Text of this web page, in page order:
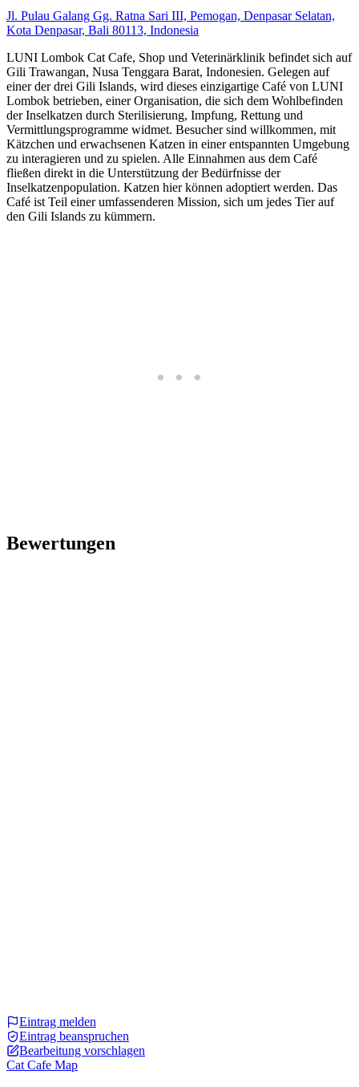
Jl. Pulau Galang Gg. Ratna Sari III, Pemogan, Denpasar Selatan,
Kota Denpasar, Bali 80113, Indonesia
LUNI Lombok Cat Cafe, Shop und Veterinärklinik befindet sich auf
Gili Trawangan, Nusa Tenggara Barat, Indonesien. Gelegen auf
einer der drei Gili Islands, wird dieses einzigartige Café von LUNI
Lombok betrieben, einer Organisation, die sich dem Wohlbefinden
der Inselkatzen durch Sterilisierung, Impfung, Rettung und
Vermittlungsprogramme widmet. Besucher sind willkommen, mit
Kätzchen und erwachsenen Katzen in einer entspannten Umgebung
zu interagieren und zu spielen. Alle Einnahmen aus dem Café
fließen direkt in die Unterstützung der Bedürfnisse der
Inselkatzenpopulation. Katzen hier können adoptiert werden. Das
Café ist Teil einer umfassenderen Mission, sich um jedes Tier auf
den Gili Islands zu kümmern.
Bewertungen
Eintrag melden
Eintrag beanspruchen
Bearbeitung vorschlagen
Cat Cafe Map